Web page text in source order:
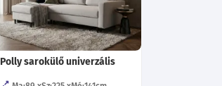
Polly sarokülő univerzális